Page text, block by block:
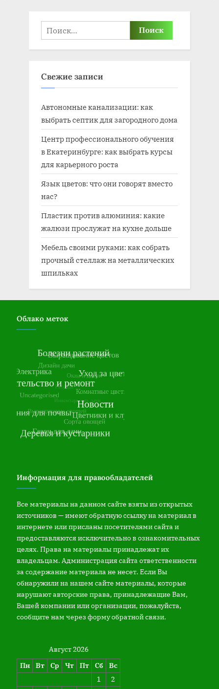
Найти:
Свежие записи
Автономные канализации: как
выбрать септик для загородного дома
Центр профессионального обучения
в Екатеринбурге: как выбрать курсы
для карьерного роста
Язык цветов: что они говорят вместо
нас?
Пластик против алюминия: какие
жалюзи прослужат на кухне дольше
Мебель своими руками: как собрать
прочный стеллаж на металлических
шпильках
Облако меток
Информация для правообладателей
Все материалы на данном сайте взяты из открытых
источников — имеют обратную ссылку на материал в
интернете или присланы посетителями сайта и
предоставляются исключительно в ознакомительных
целях. Права на материалы принадлежат их
владельцам. Администрация сайта ответственности
за содержание материала не несет. Если Вы
обнаружили на нашем сайте материалы, которые
нарушают авторские права, принадлежащие Вам,
Вашей компании или организации, пожалуйста,
сообщите нам через форму обратной связи.
Август 2026
Пн
Вт Ср Чт Пт Сб
Вс
1
2